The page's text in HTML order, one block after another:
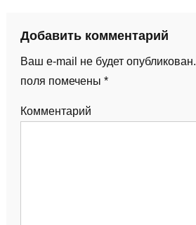
Добавить комментарий
Ваш e-mail не будет опубликован.
поля помечены *
Комментарий